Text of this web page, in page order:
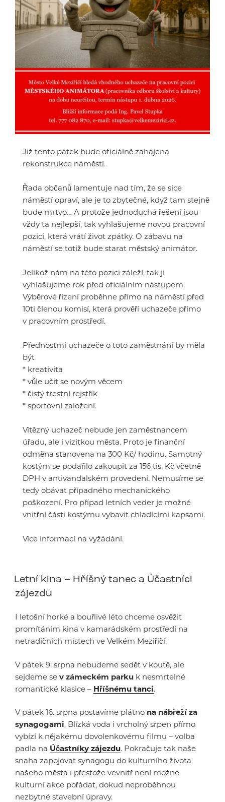
Již tento pátek bude oficiálně zahájena
rekonstrukce náměstí.
Řada občanů lamentuje nad tím, že se sice
náměstí opraví, ale je to zbytečné, když tam stejně
bude mrtvo… A protože jednoduchá řešení jsou
vždy ta nejlepší, tak vyhlašujeme novou pracovní
pozici, která vrátí život zpátky. O zábavu na
náměstí se totiž bude starat městský animátor.
Jelikož nám na této pozici záleží, tak ji
vyhlašujeme rok před oficiálním nástupem.
Výběrové řízení proběhne přímo na náměstí před
10ti členou komisí, která prověří uchazeče přímo
v pracovním prostředí.
Přednostmi uchazeče o toto zaměstnání by měla
být
* kreativita
* vůle učit se novým věcem
* čistý trestní rejstřík
* sportovní založení.
Vítězný uchazeč nebude jen zaměstnancem
úřadu, ale i vizitkou města. Proto je finanční
odměna stanovena na 300 Kč/ hodinu. Samotný
kostým se podařilo zakoupit za 156 tis. Kč včetně
DPH v antivandalském provedení. Nemusíme se
tedy obávat případného mechanického
poškození. Pro případ letních veder je možné
vnitřní části kostýmu vybavit chladícími kapsami.
Více informací na vyžádání.
Letní kina – Hříšný tanec a Účastníci
zájezdu
I letošní horké a bouřlivé léto chceme osvěžit
promítáním kina v kamarádském prostředí na
netradičních místech ve Velkém Meziříčí.
V pátek 9. srpna nebudeme sedět v koutě, ale
sejdeme se v zámeckém parku k nesmrtelné
romantické klasice – Hříšnému tanci.
V pátek 16. srpna postavíme plátno na nábřeží za
synagogami. Blízká voda i vrcholný srpen přímo
vybízí k nějakému dovolenkovému filmu – volba
padla na Účastníky zájezdu. Pokračuje tak naše
snaha zapojovat synagogu do kulturního života
našeho města i přestože vevnitř není možné
kulturní akce pořádat, dokud neproběhnou
nezbytné stavební úpravy.